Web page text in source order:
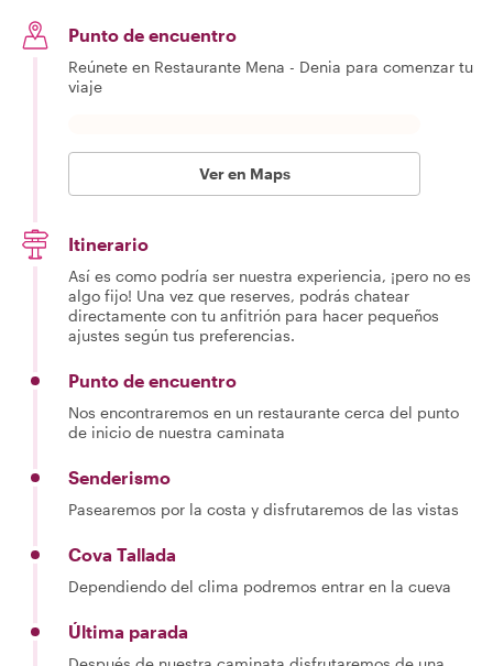
Punto de encuentro
Reúnete en Restaurante Mena - Denia para comenzar tu
viaje
Ver en Maps
Itinerario
Así es como podría ser nuestra experiencia, ¡pero no es
algo fijo! Una vez que reserves, podrás chatear
directamente con tu anfitrión para hacer pequeños
ajustes según tus preferencias.
Punto de encuentro
Nos encontraremos en un restaurante cerca del punto
de inicio de nuestra caminata
Senderismo
Pasearemos por la costa y disfrutaremos de las vistas
Cova Tallada
Dependiendo del clima podremos entrar en la cueva
Última parada